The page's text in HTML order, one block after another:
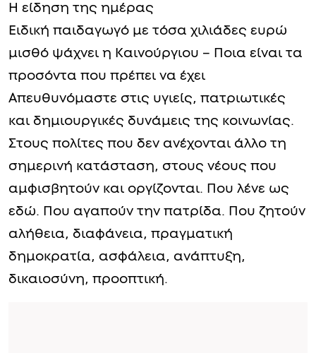
Η είδηση της ημέρας
Ειδική παιδαγωγό με τόσα χιλιάδες ευρώ
μισθό ψάχνει η Καινούργιου – Ποια είναι τα
προσόντα που πρέπει να έχει
Απευθυνόμαστε στις υγιείς, πατριωτικές
και δημιουργικές δυνάμεις της κοινωνίας.
Στους πολίτες που δεν ανέχονται άλλο τη
σημερινή κατάσταση, στους νέους που
αμφισβητούν και οργίζονται. Που λένε ως
εδώ. Που αγαπούν την πατρίδα. Που ζητούν
αλήθεια, διαφάνεια, πραγματική
δημοκρατία, ασφάλεια, ανάπτυξη,
δικαιοσύνη, προοπτική.